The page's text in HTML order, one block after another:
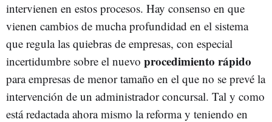
intervienen en estos procesos. Hay consenso en que
vienen cambios de mucha profundidad en el sistema
que regula las quiebras de empresas, con especial
incertidumbre sobre el nuevo procedimiento rápido
para empresas de menor tamaño en el que no se prevé la
intervención de un administrador concursal. Tal y como
está redactada ahora mismo la reforma y teniendo en